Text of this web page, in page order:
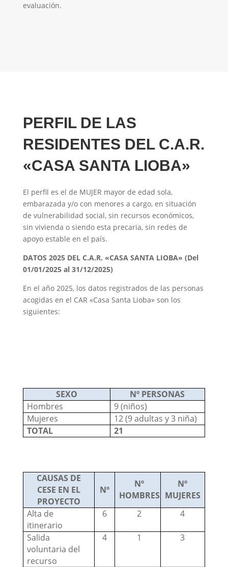
evaluación.
PERFIL DE LAS
RESIDENTES DEL C.A.R.
«CASA SANTA LIOBA»
El perfil es el de MUJER mayor de edad sola,
embarazada y/o con menores a cargo, en situación
de vulnerabilidad social, sin recursos económicos,
sin vivienda o siendo esta precaria, sin redes de
apoyo estable en el país.
DATOS 2025 DEL C.A.R. «CASA SANTA LIOBA» (Del
01/01/2025 al 31/12/2025)
En el año 2025, los datos registrados de las personas
acogidas en el CAR «Casa Santa Lioba» son los
siguientes:
SEXO
Nº PERSONAS
Hombres
9 (niños)
Mujeres
12 (9 adultas y 3 niña)
TOTAL
21
CAUSAS DE
CESE EN EL
PROYECTO
Nº
Nº
HOMBRES
Nº
MUJERES
Alta de
itinerario
6 2 4
Salida
voluntaria del
recurso
4 1 3